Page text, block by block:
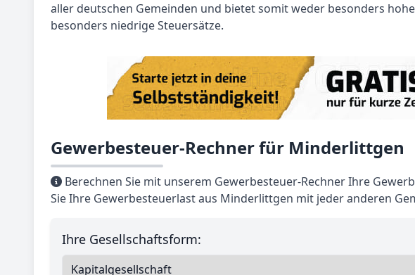
aller deutschen Gemeinden und bietet somit weder besonders
besonders niedrige Steuersätze.
Gewerbesteuer-Rechner für Minderlittgen
Berechnen Sie mit unserem Gewerbesteuer-Rechner Ihre
Sie Ihre Gewerbesteuerlast aus Minderlittgen mit jeder anderen
Ihre Gesellschaftsform: